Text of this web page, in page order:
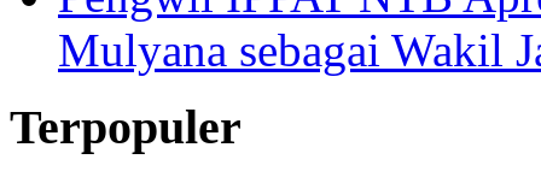
Mulyana sebagai Wakil
Terpopuler